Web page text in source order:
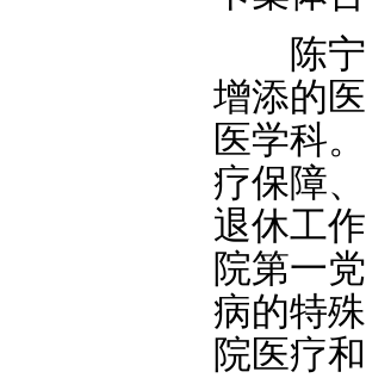
陈宁
增添的
医学科
疗保障
退休工
院第一
病的特
院医疗